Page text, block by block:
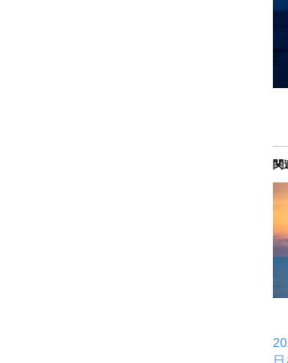
メディア取材受
無料で登録した
北海道最強の
関